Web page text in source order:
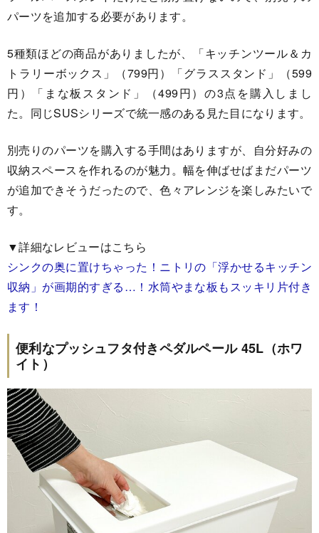
パーツを追加する必要があります。
5種類ほどの商品がありましたが、「キッチンツール＆カ
トラリーボックス」（799円）「グラススタンド」（599
円）「まな板スタンド」（499円）の3点を購入しまし
た。同じSUSシリーズで統一感のある見た目になります。
別売りのパーツを購入する手間はありますが、自分好みの
収納スペースを作れるのが魅力。幅を伸ばせばまだパーツ
が追加できそうだったので、色々アレンジを楽しみたいで
す。
▼詳細なレビューはこちら
シンクの奥に置けちゃった！ニトリの「浮かせるキッチン
収納」が画期的すぎる…！水筒やまな板もスッキリ片付き
ます！
便利なプッシュフタ付きペダルペール 45L（ホワ
イト）